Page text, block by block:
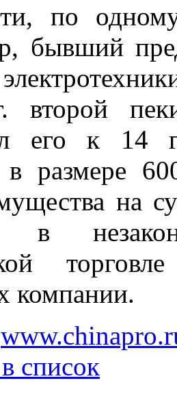
по
бывший
второй
его к
14
в размере
на
в
компании.
список